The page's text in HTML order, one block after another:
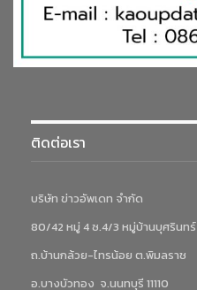
ติดต่อเรา
บริษัท ข่าวอัพเดท จำกัด
80/42 หมู่ 4 ซ.4/3 หมู่บ้านบุศรินทร์
ถ.บ้านกล้วย-ไทรน้อย ต.พิมลราช
อ.บางบัวทอง จ.นนทบุรี 11110